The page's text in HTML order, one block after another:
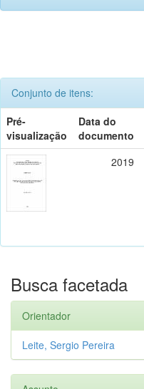
Conjunto de itens:
Pré-
visualização
Data do
documento
2019
Busca facetada
Orientador
Leite, Sergio Pereira